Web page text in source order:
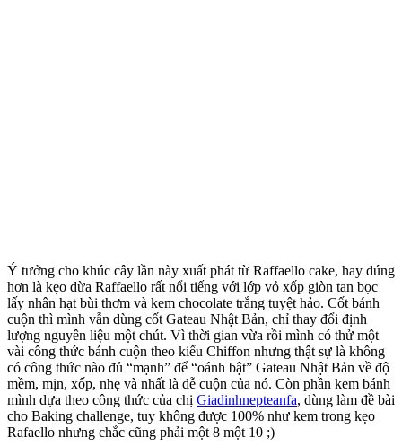
Ý tưởng cho khúc cây lần này xuất phát từ Raffaello cake, hay đúng
hơn là kẹo dừa Raffaello rất nổi tiếng với lớp vỏ xốp giòn tan bọc
lấy nhân hạt bùi thơm và kem chocolate trắng tuyệt hảo. Cốt bánh
cuộn thì mình vẫn dùng cốt Gateau Nhật Bản, chỉ thay đổi định
lượng nguyên liệu một chút. Vì thời gian vừa rồi mình có thử một
vài công thức bánh cuộn theo kiểu Chiffon nhưng thật sự là không
có công thức nào đủ “mạnh” để “oánh bật” Gateau Nhật Bản về độ
mềm, mịn, xốp, nhẹ và nhất là dễ cuộn của nó. Còn phần kem bánh
mình dựa theo công thức của chị Giadinhnepteanfa, dùng làm đề bài
cho Baking challenge, tuy không được 100% như kem trong kẹo
Rafaello nhưng chắc cũng phải một 8 một 10 ;)